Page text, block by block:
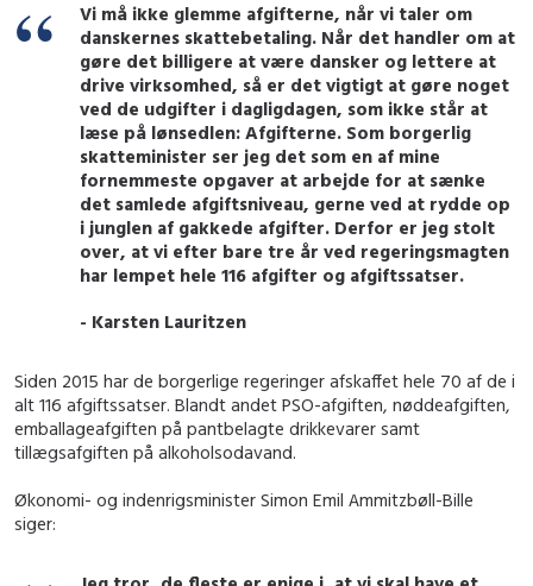
Vi må ikke glemme afgifterne, når vi taler om
danskernes skattebetaling. Når det handler om at
gøre det billigere at være dansker og lettere at
drive virksomhed, så er det vigtigt at gøre noget
ved de udgifter i dagligdagen, som ikke står at
læse på lønsedlen: Afgifterne. Som borgerlig
skatteminister ser jeg det som en af mine
fornemmeste opgaver at arbejde for at sænke
det samlede afgiftsniveau, gerne ved at rydde op
i junglen af gakkede afgifter. Derfor er jeg stolt
over, at vi efter bare tre år ved regeringsmagten
har lempet hele 116 afgifter og afgiftssatser.
- Karsten Lauritzen
Siden 2015 har de borgerlige regeringer afskaffet hele 70 af de i
alt 116 afgiftssatser. Blandt andet PSO-afgiften, nøddeafgiften,
emballageafgiften på pantbelagte drikkevarer samt
tillægsafgiften på alkoholsodavand.
Økonomi- og indenrigsminister Simon Emil Ammitzbøll-Bille
siger: